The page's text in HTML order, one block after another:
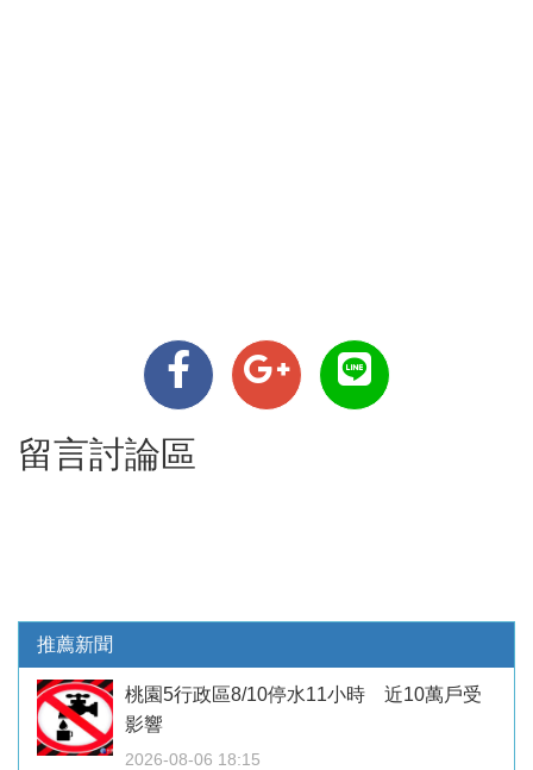
留言討論區
推薦新聞
桃園5行政區8/10停水11小時 近10萬戶受
影響
2026-08-06 18:15